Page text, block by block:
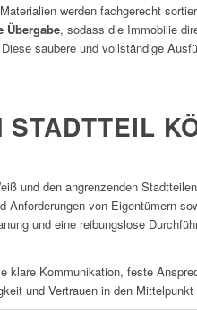
werden fachgerecht
Übergabe, sodass die Immobilie
saubere und vollständige
STADTTEIL
und den angrenzenden
Anforderungen von Eigentümern
und eine reibungslose
klare Kommunikation, feste
und Vertrauen in den